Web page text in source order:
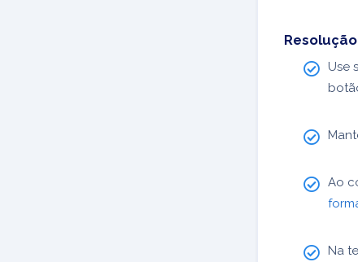
Use
Ao
Na